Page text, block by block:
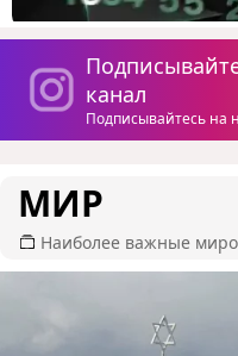
канал
Подписывайтесь на
МИР
Наиболее важные